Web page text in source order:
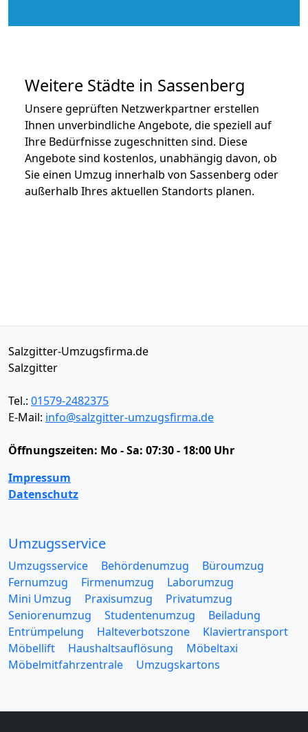
Weitere Städte in Sassenberg
Unsere geprüften Netzwerkpartner erstellen
Ihnen unverbindliche Angebote, die speziell auf
Ihre Bedürfnisse zugeschnitten sind. Diese
Angebote sind kostenlos, unabhängig davon, ob
Sie einen Umzug innerhalb von Sassenberg oder
außerhalb Ihres aktuellen Standorts planen.
Salzgitter-Umzugsfirma.de
Salzgitter
Tel.: 01579-2482375
E-Mail: info@salzgitter-umzugsfirma.de
Öffnungszeiten: Mo - Sa: 07:30 - 18:00 Uhr
Impressum
Datenschutz
Umzugsservice
Umzugsservice Behördenumzug
Büroumzug
Fernumzug
Firmenumzug
Laborumzug
Mini Umzug
Praxisumzug
Privatumzug
Seniorenumzug
Studentenumzug
Beiladung
Entrümpelung
Halteverbotszone
Klaviertransport
Möbellift
Haushaltsauflösung
Möbeltaxi
Möbelmitfahrzentrale
Umzugskartons